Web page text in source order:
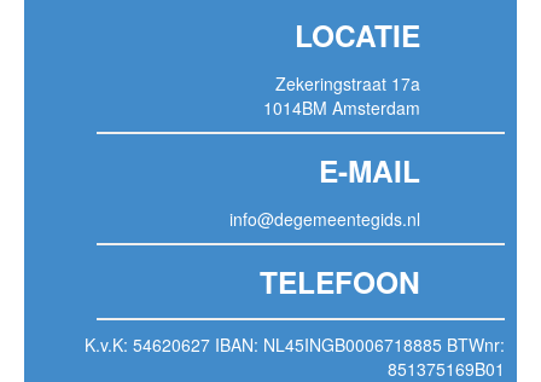
LOCATIE
Zekeringstraat 17a
1014BM Amsterdam
E-MAIL
info@degemeentegids.nl
TELEFOON
K.v.K: 54620627 IBAN: NL45INGB0006718885 BTWnr:
851375169B01